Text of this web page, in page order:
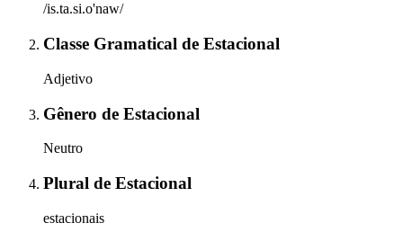
/is.ta.si.o'naw/
Classe Gramatical de Estacional
Adjetivo
Gênero de Estacional
Neutro
Plural de Estacional
estacionais